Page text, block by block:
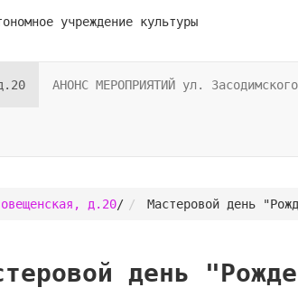
учреждение культуры
АНОНС МЕРОПРИЯТИЙ ул.
д.20/ Мастеровой день
день